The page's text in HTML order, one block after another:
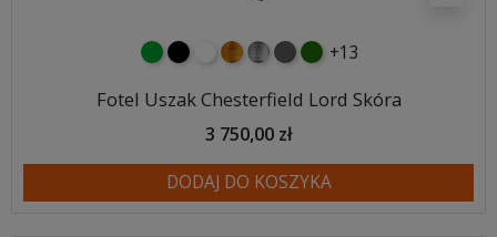
zielonyczarnybiałyzłotysrebrnyciemno szary
butelkowa zieleń
+13
Fotel Uszak Chesterfield Lord Skóra
3 750,00 zł
DODAJ DO KOSZYKA